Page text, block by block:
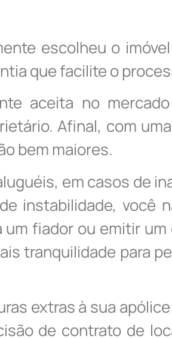
escolheu o
que facilite o
aceita no
Afinal, com
bem maiores.
em casos de
instabilidade, você
fiador ou emitir
tranquilidade para
extras à sua
de contrato de